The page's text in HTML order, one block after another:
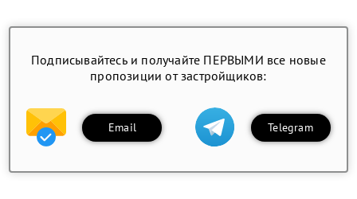
Подписывайтесь и получайте ПЕРВЫМИ все новые
пропозиции от застройщиков:
Email Telegram